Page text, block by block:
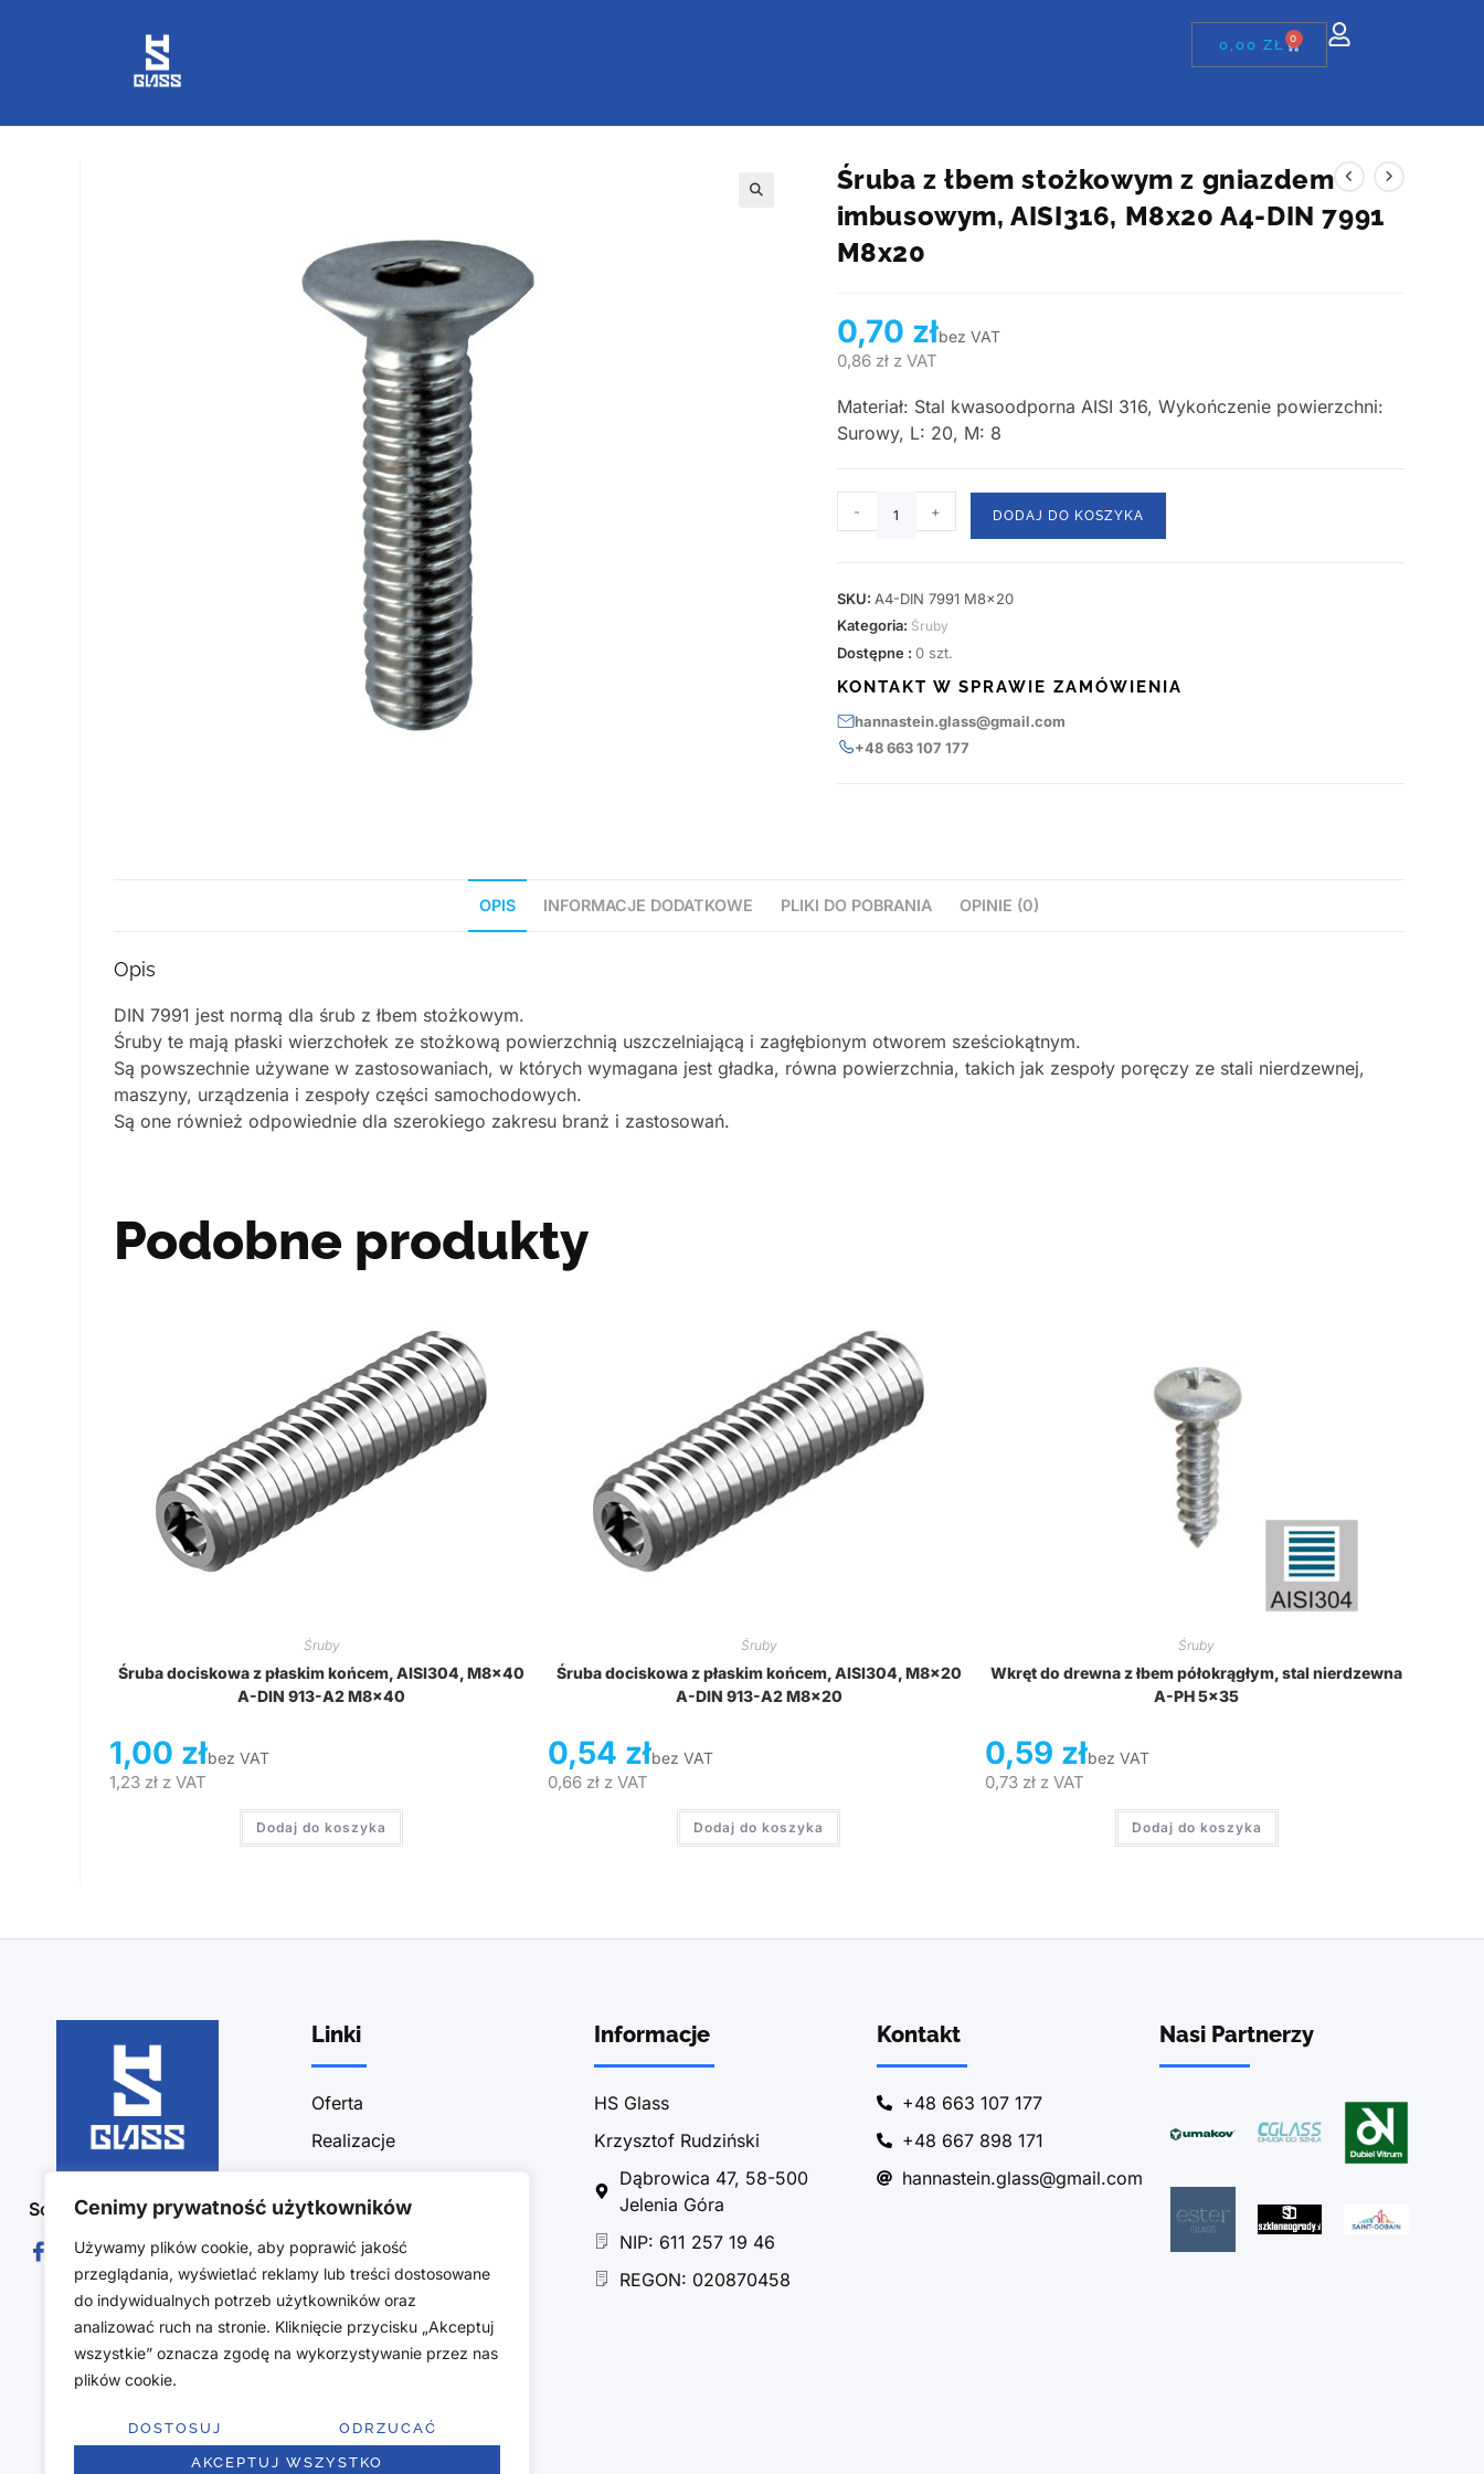
Cenimy prywatność użytkowników
Używamy plików cookie, aby poprawić jakość
przeglądania, wyświetlać reklamy lub treści dostosowane
do indywidualnych potrzeb użytkowników oraz
analizować ruch na stronie. Kliknięcie przycisku „Akceptuj
wszystkie” oznacza zgodę na wykorzystywanie przez nas
plików cookie.
DOSTOSUJ ODRZUCAĆ
AKCEPTUJ WSZYSTKO
0,00ZŁ 0
Śruba z łbem stożkowym z gniazdem
imbusowym, AISI316, M8x20 A4-DIN 7991
M8x20
0,70 złbez VAT
0,86 złz VAT
Materiał: Stal kwasoodporna AISI 316, Wykończenie powierzchni:
Surowy, L: 20, M: 8
- + DODAJ DO KOSZYKA
SKU: A4-DIN 7991 M8x20
Kategoria: Śruby
Dostępne : 0 szt.
KONTAKT W SPRAWIE ZAMÓWIENIA
hannastein.glass@gmail.com
+48 663 107 177
OPIS INFORMACJE DODATKOWE PLIKI DO POBRANIA OPINIE (0)
Opis
DIN 7991 jest normą dla śrub z łbem stożkowym.
Śruby te mają płaski wierzchołek ze stożkową powierzchnią uszczelniającą i zagłębionym otworem sześciokątnym.
Są powszechnie używane w zastosowaniach, w których wymagana jest gładka, równa powierzchnia, takich jak zespoły poręczy ze stali nierdzewnej,
maszyny, urządzenia i zespoły części samochodowych.
Są one również odpowiednie dla szerokiego zakresu branż i zastosowań.
Podobne produkty
Śruby
Śruba dociskowa z płaskim końcem, AISI304, M8x40
A-DIN 913-A2 M8x40
1,00 złbez VAT
1,23 zł z VAT
Dodaj do koszyka
Śruby
Śruba dociskowa z płaskim końcem, AISI304, M8x20
A-DIN 913-A2 M8x20
0,54 złbez VAT
0,66 złz VAT
Dodaj do koszyka
Śruby
Wkręt do drewna z łbem półokrągłym, stal nierdzewna
A-PH 5×35
0,59 złbez VAT
0,73 złz VAT
Dodaj do koszyka
Social Media :
Linki
Oferta
Realizacje
Blog
Kontakt
Polityka prywatności
Obszar działalności
Regulamin sklepu
Informacje
HS Glass
Krzysztof Rudziński
Dąbrowica 47, 58-500
Jelenia Góra
NIP: 611 257 19 46
REGON: 020870458
Kontakt
+48 663 107 177
+48 667 898 171
hannastein.glass@gmail.com
Nasi Partnerzy